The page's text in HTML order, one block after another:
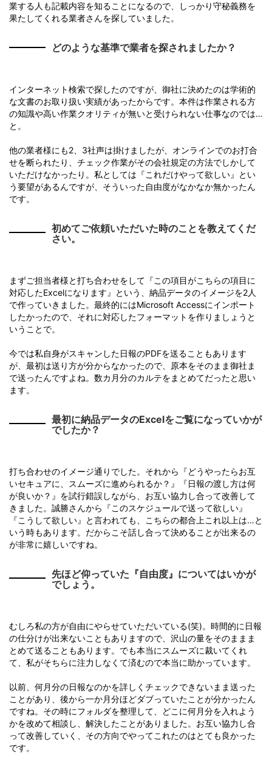
業する人も記載内容を知ることになるので、しっかり守秘義務を
果たしてくれる業者さんを探していました。
どのような基準で業者を探されましたか？
インターネット検索で探したのですが、御社に決めたのは学術的
な文書のお取り扱い実績があったからです。本件は作業される方
の知識や高い作業クオリティが無いと受けられない仕事なのでは…
と。
他の業者様にも2、3社声は掛けましたが、オンラインでのお打合
せを断られたり、チェック作業がその会社規定の方法でしかして
いただけなかったり。私としては『これだけやって欲しい』とい
う要望があるんですが、そういった自由度がなかなか無かったん
です。
初めてご依頼いただいた時のことを教えてくだ
さい。
まずご担当者様と打ち合わせをして『この項目がこちらの項目に
対応したExcelになります』という、納品データのイメージを2人
で作っていきました。最終的にはMicrosoft Accessにインポート
したかったので、それに対応したフォーマットを作りましょうと
いうことで。
今では私自身がスキャンした日報のPDFを送ることもあります
が、最初は送り方が分からなかったので、原本をそのまま御社ま
で送ったんですよね。数カ月分のカルテをまとめてだったと思い
ます。
最初に納品データのExcelをご覧になっていかが
でしたか？
打ち合わせのイメージ通りでした。それから『どうやったらお互
いセキュアに、スムーズに進められるか？』『日報の渡し方は何
が良いか？』を試行錯誤しながら、お互い協力し合って改善して
きました。誠勝さんから『このスケジュールで送って欲しい』
『こうして欲しい』と言われても、こちらの都合上これ以上は…と
いう時もあります。だからこそ話し合って決めることが出来るの
が非常に嬉しいですね。
先ほど仰っていた『自由度』についてはいかが
でしょう。
むしろ私の方が自由にやらせていただいている(笑)。時間的に日報
の仕分けが出来ないこともありますので、沢山の量をそのままま
とめて送ることもあります。でも本当にスムーズに裁いてくれ
て、私がそちらに注力しなくて済むので本当に助かっています。
以前、何月分の日報なのかを詳しくチェックできないまま送った
ことがあり、後から一か月分ほどダブっていたことが分かったん
ですね。その時にフォルダを整理して、どこに何月分を入れよう
かを改めて相談し、解決したことがありました。お互い協力し合
って改善していく、その方向でやってこれたのはとても良かった
です。